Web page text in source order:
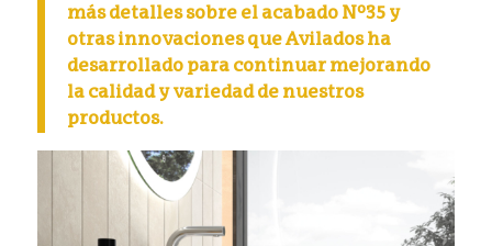
más detalles sobre el acabado Nº35 y
otras innovaciones que Avilados ha
desarrollado para continuar mejorando
la calidad y variedad de nuestros
productos.